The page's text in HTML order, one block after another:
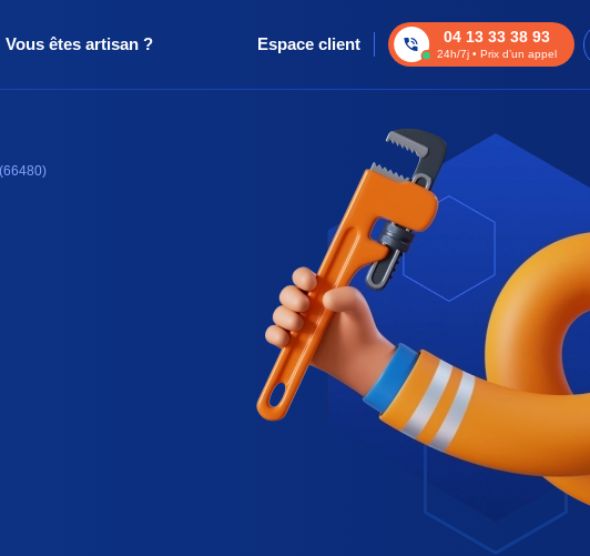
Vous êtes artisan ? Espace client 04 13 33 38 93
24h/7j • Prix d’un appel